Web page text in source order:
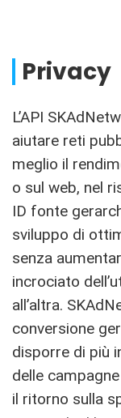
Privacy
L’API
aiutare reti
meglio il
o sul web, nel
ID fonte
sviluppo di
senza
incrociato
all’altra.
conversione
disporre di più
delle
il ritorno sulla